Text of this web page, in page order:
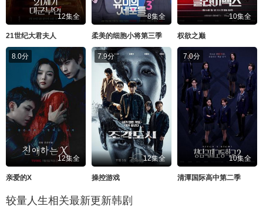
12集全
21世纪大君夫人
8集全
柔美的细胞小将第三季
10集全
权欲之巅
8.0分
12集全
亲爱的X
7.9分
12集全
操控游戏
7.0分
10集全
清潭国际高中第二季
较量人生相关最新更新韩剧